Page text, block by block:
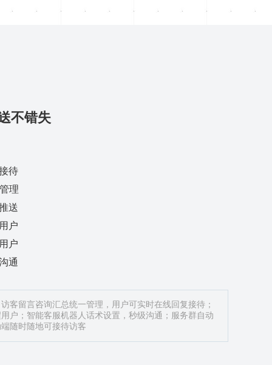
不错失
待
理
送
户
户
通
客留言咨询汇总统一管理，用户可实时在线回复接待；
户；智能客服机器人话术设置，秒级沟通；服务群自动
随时随地可接待访客